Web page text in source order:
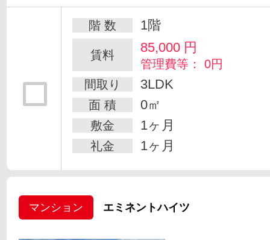
階 数 1階
賃料 85,000 円
管理費等： 0円
間取り
3LDK
面 積 0㎡
敷金 1ヶ月
礼金 1ヶ月
マンション エミネントハイツ